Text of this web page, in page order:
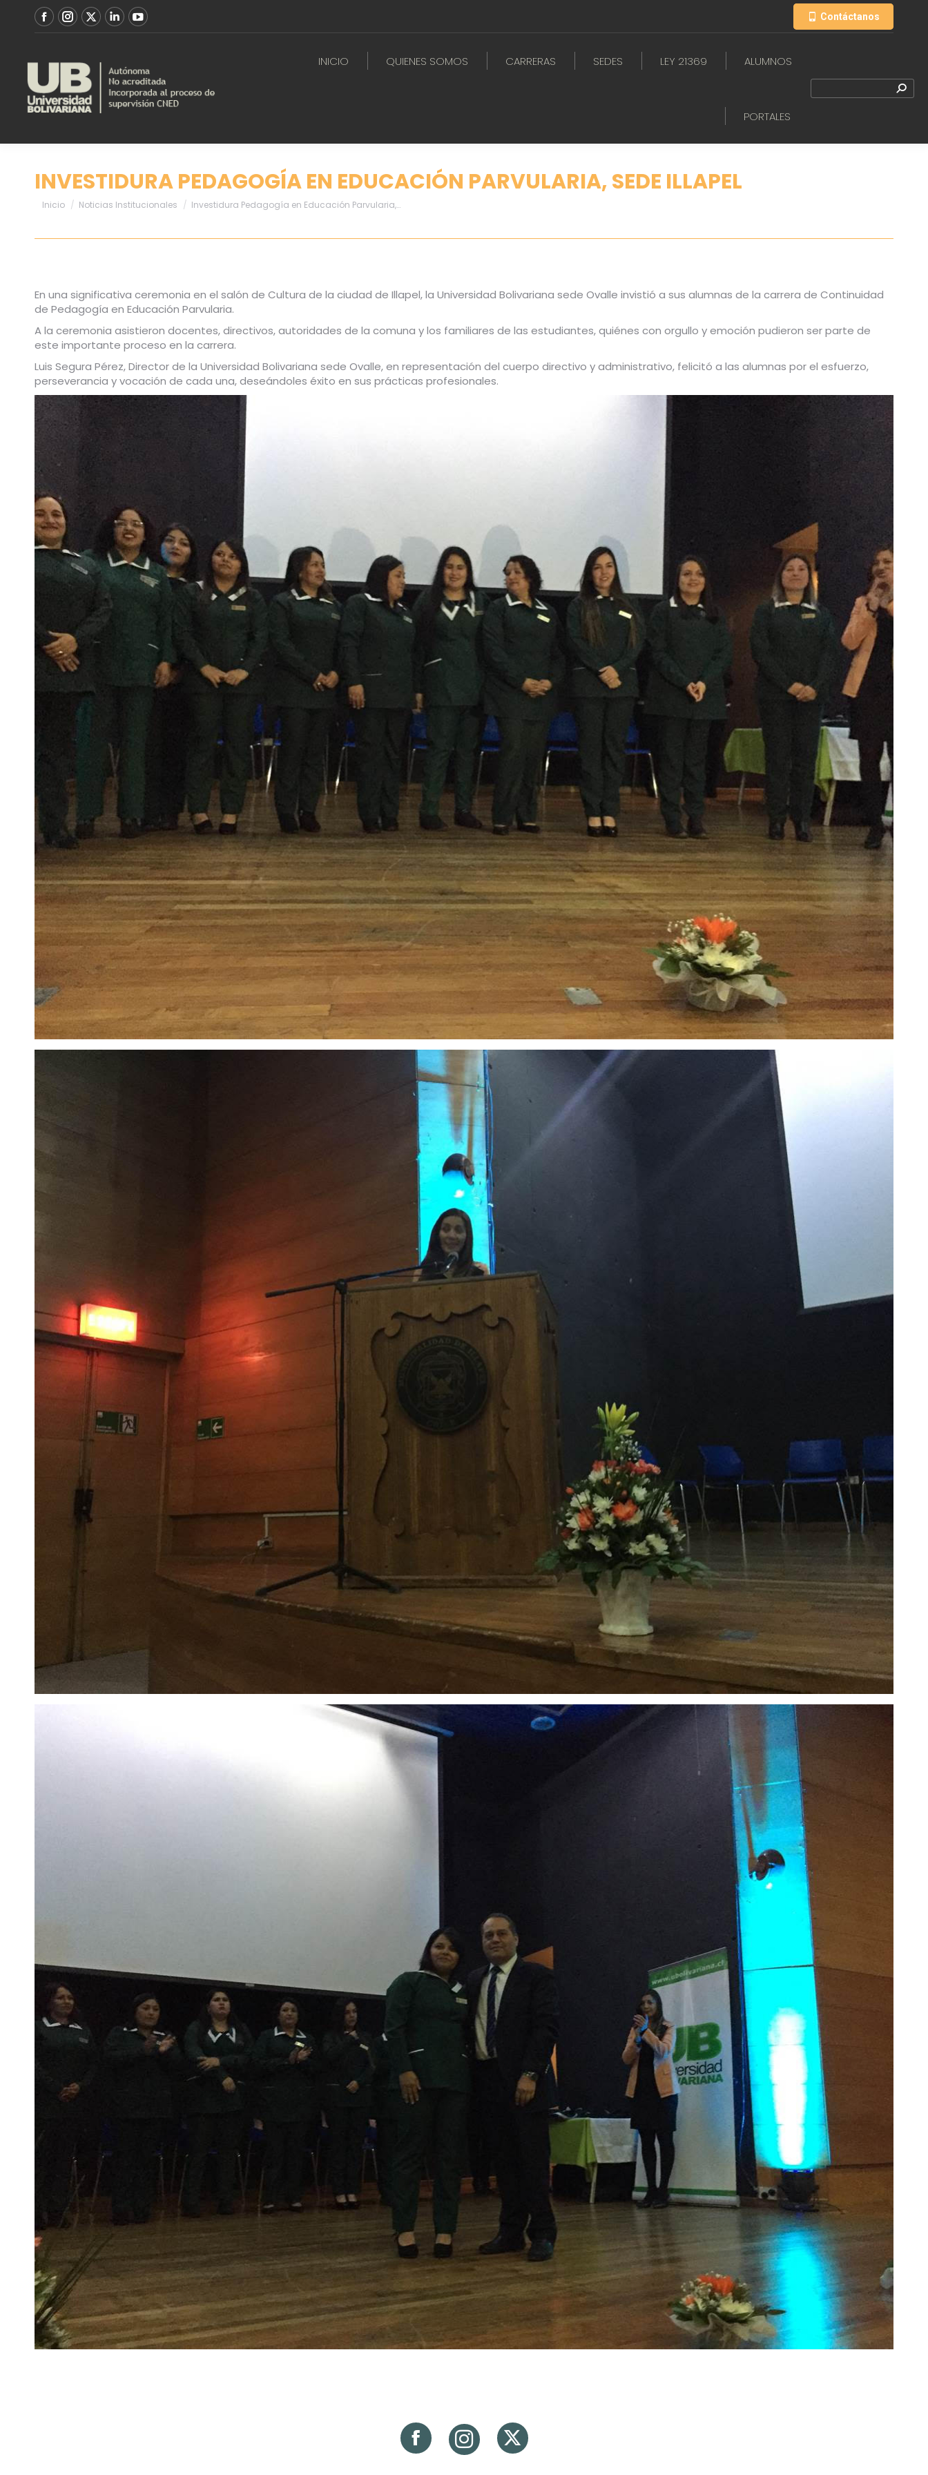
Contáctanos
INICIO QUIENES SOMOS CARRERAS SEDES LEY 21369 ALUMNOS
PORTALES
INVESTIDURA PEDAGOGÍA EN EDUCACIÓN PARVULARIA, SEDE ILLAPEL
Estás aquí:
Inicio Noticias Institucionales Investidura Pedagogía en Educación Parvularia,…
En una significativa ceremonia en el salón de Cultura de la ciudad de Illapel, la Universidad Bolivariana sede Ovalle invistió a sus alumnas de la carrera de Continuidad
de Pedagogía en Educación Parvularia.
A la ceremonia asistieron docentes, directivos, autoridades de la comuna y los familiares de las estudiantes, quiénes con orgullo y emoción pudieron ser parte de
este importante proceso en la carrera.
Luis Segura Pérez, Director de la Universidad Bolivariana sede Ovalle, en representación del cuerpo directivo y administrativo, felicitó a las alumnas por el esfuerzo,
perseverancia y vocación de cada una, deseándoles éxito en sus prácticas profesionales.